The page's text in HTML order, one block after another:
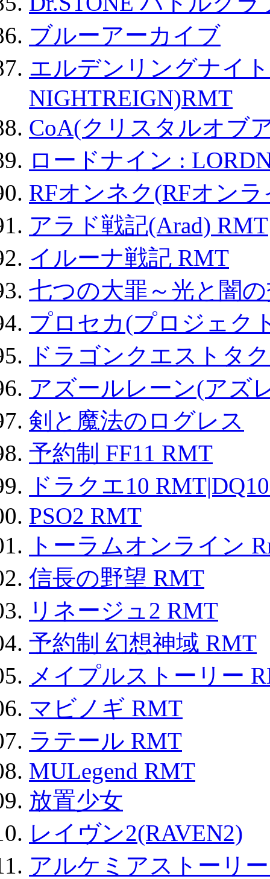
ブルーアーカイブ
エルデンリングナイ
NIGHTREIGN)RMT
CoA(クリスタルオブ
ロードナイン :
RFオンネク(RFオン
アラド戦記(Arad) RMT
イルーナ戦記 RMT
七つの大罪～光と闇
プロセカ(プロジェク
ドラゴンクエストタ
アズールレーン(アズ
剣と魔法のログレス
予約制 FF11 RMT
ドラクエ10
PSO2 RMT
トーラムオンライン
信長の野望 RMT
リネージュ2 RMT
予約制 幻想神域 RMT
メイプルストーリー
マビノギ RMT
ラテール RMT
MULegend RMT
放置少女
レイヴン2(RAVEN2)
アルケミアストーリ